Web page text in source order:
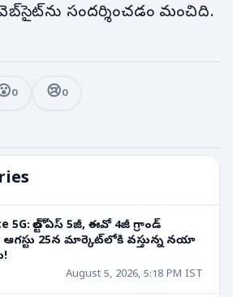
సందర్శించడం మంచిది.
5G: బోల్ట్ ఏస్ 5జీ, ఈవో 4జీ గ్రాండ్
25న మార్కెట్‌లోకి వస్తున్న నయా
August 5, 2026, 5:18 PM IST
0 😢0